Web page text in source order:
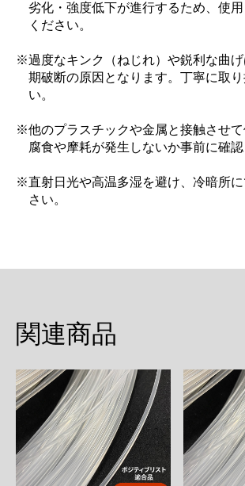
劣化・強度低下が進行するため、使
ください。
※過度なキンク（ねじれ）や鋭利な曲
期破断の原因となります。丁寧に取
い。
※他のプラスチックや金属と接触させて
腐食や摩耗が発生しないか事前に確認
※直射日光や高温多湿を避け、冷暗所
さい。
関連商品